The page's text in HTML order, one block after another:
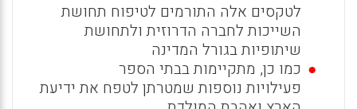
לטקסים אלה התורמים לטיפוח תחושת
השייכות לחברה הדרוזית ולתחושת
שיתופיות בגורל המדינה
כמו כן, מתקיימות בבתי הספר
פעילויות נוספות שמטרתן לטפח את ידיעת